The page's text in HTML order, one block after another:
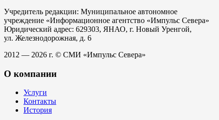
Учредитель редакции: Муниципальное автономное
учреждение «Информационное агентство «Импульс Севера»
Юридический адрес: 629303, ЯНАО, г. Новый Уренгой,
ул. Железнодорожная, д. 6
2012 — 2026 г. © СМИ «Импульс Севера»
О компании
Услуги
Контакты
История